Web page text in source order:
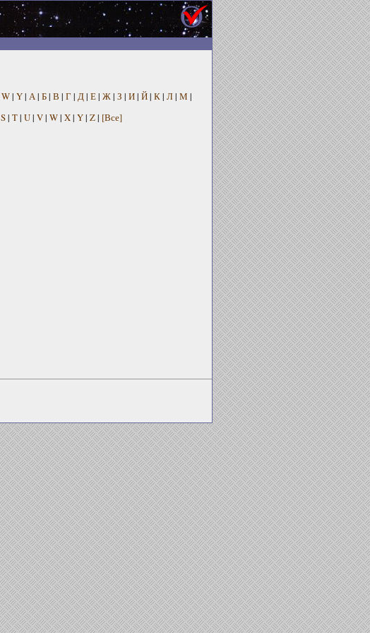
W| Y| А | Б| В | Г | Д| Е| Ж| З | И| Й| К| Л| М |
S| T| U| V| W| X| Y| Z| [Все]